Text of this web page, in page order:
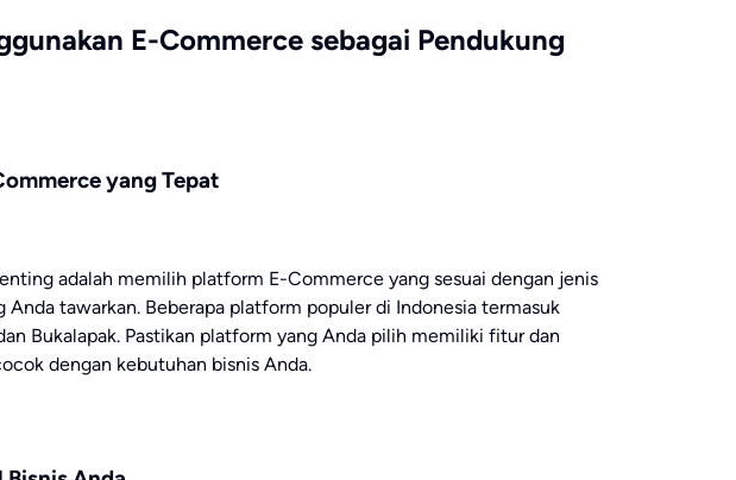
E-Commerce sebagai Pendukung
yang Tepat
adalah memilih platform E-Commerce yang sesuai dengan jenis
Anda tawarkan. Beberapa platform populer di Indonesia termasuk
Bukalapak. Pastikan platform yang Anda pilih memiliki fitur dan
dengan kebutuhan bisnis Anda.